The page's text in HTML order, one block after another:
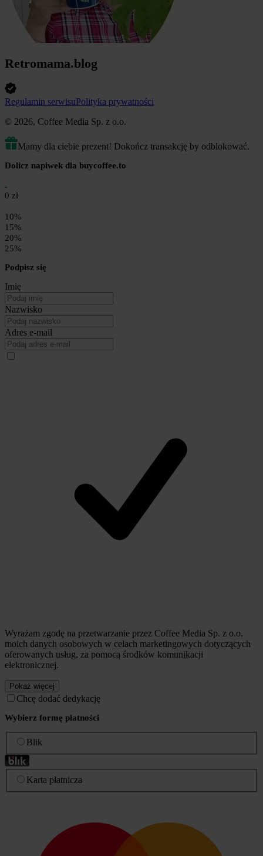
Retromama.blog
Regulamin serwisuPolityka prywatności
© 2026, Coffee Media Sp. z o.o.
Mamy dla ciebie prezent! Dokończ transakcję by odblokować.
Dolicz napiwek dla buycoffee.to
0 zł
10%
15%
20%
25%
Podpisz się
Imię
Nazwisko
Adres e-mail
Wyrażam zgodę na przetwarzanie przez Coffee Media Sp. z o.o.
moich danych osobowych w celach marketingowych dotyczących
oferowanych usług, za pomocą środków komunikacji
elektronicznej.
Pokaż więcej
Chcę dodać dedykację
Wybierz formę płatności
Blik
Karta płatnicza